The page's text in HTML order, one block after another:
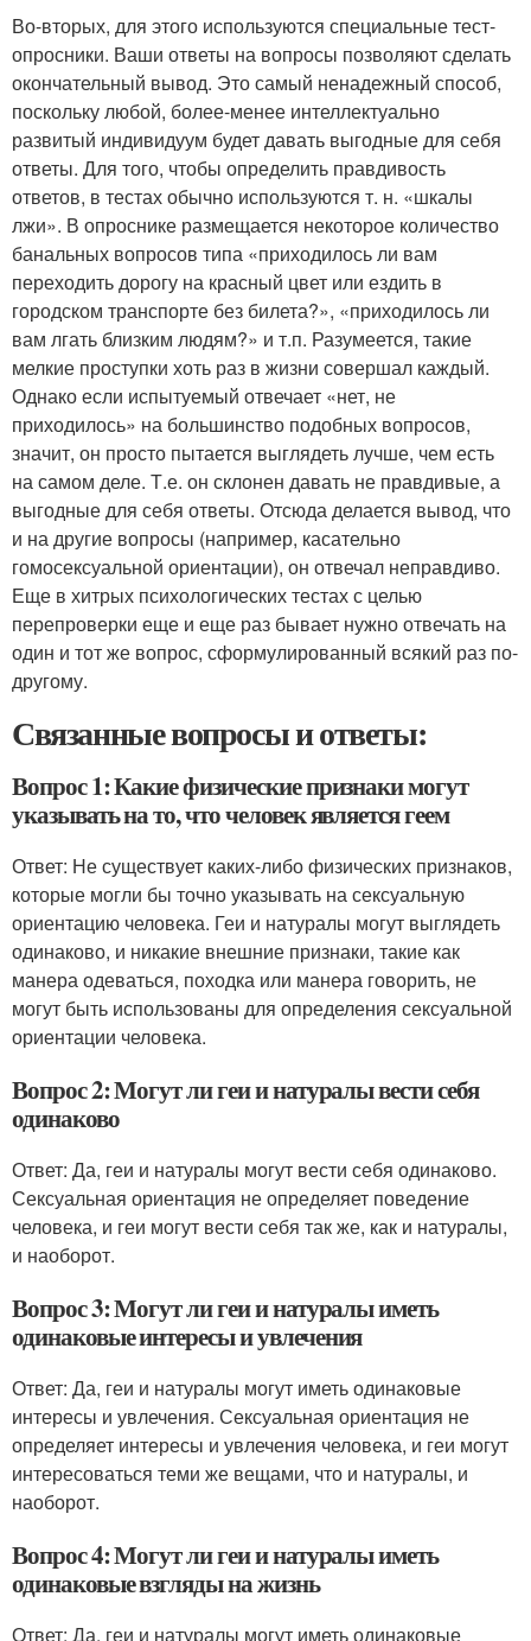
Во-вторых, для этого используются специальные тест-
опросники. Ваши ответы на вопросы позволяют сделать
окончательный вывод. Это самый ненадежный способ,
поскольку любой, более-менее интеллектуально
развитый индивидуум будет давать выгодные для себя
ответы. Для того, чтобы определить правдивость
ответов, в тестах обычно используются т. н. «шкалы
лжи». В опроснике размещается некоторое количество
банальных вопросов типа «приходилось ли вам
переходить дорогу на красный цвет или ездить в
городском транспорте без билета?», «приходилось ли
вам лгать близким людям?» и т.п. Разумеется, такие
мелкие проступки хоть раз в жизни совершал каждый.
Однако если испытуемый отвечает «нет, не
приходилось» на большинство подобных вопросов,
значит, он просто пытается выглядеть лучше, чем есть
на самом деле. Т.е. он склонен давать не правдивые, а
выгодные для себя ответы. Отсюда делается вывод, что
и на другие вопросы (например, касательно
гомосексуальной ориентации), он отвечал неправдиво.
Еще в хитрых психологических тестах с целью
перепроверки еще и еще раз бывает нужно отвечать на
один и тот же вопрос, сформулированный всякий раз по-
другому.
Связанные вопросы и ответы:
Вопрос 1: Какие физические признаки могут
указывать на то, что человек является геем
Ответ: Не существует каких-либо физических признаков,
которые могли бы точно указывать на сексуальную
ориентацию человека. Геи и натуралы могут выглядеть
одинаково, и никакие внешние признаки, такие как
манера одеваться, походка или манера говорить, не
могут быть использованы для определения сексуальной
ориентации человека.
Вопрос 2: Могут ли геи и натуралы вести себя
одинаково
Ответ: Да, геи и натуралы могут вести себя одинаково.
Сексуальная ориентация не определяет поведение
человека, и геи могут вести себя так же, как и натуралы,
и наоборот.
Вопрос 3: Могут ли геи и натуралы иметь
одинаковые интересы и увлечения
Ответ: Да, геи и натуралы могут иметь одинаковые
интересы и увлечения. Сексуальная ориентация не
определяет интересы и увлечения человека, и геи могут
интересоваться теми же вещами, что и натуралы, и
наоборот.
Вопрос 4: Могут ли геи и натуралы иметь
одинаковые взгляды на жизнь
Ответ: Да, геи и натуралы могут иметь одинаковые